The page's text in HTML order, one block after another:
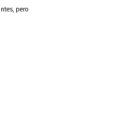
pero